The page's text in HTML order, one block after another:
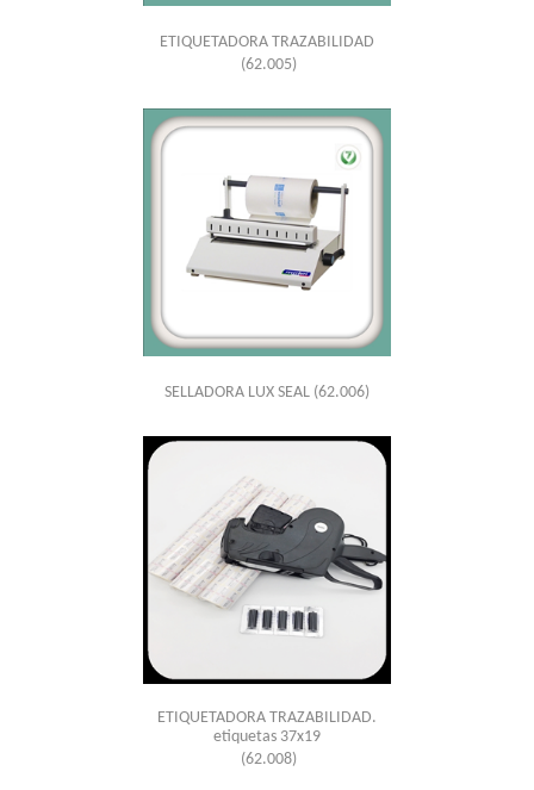
ETIQUETADORA TRAZABILIDAD
(62.005)
SELLADORA LUX SEAL (62.006)
ETIQUETADORA TRAZABILIDAD.
etiquetas 37x19
(62.008)